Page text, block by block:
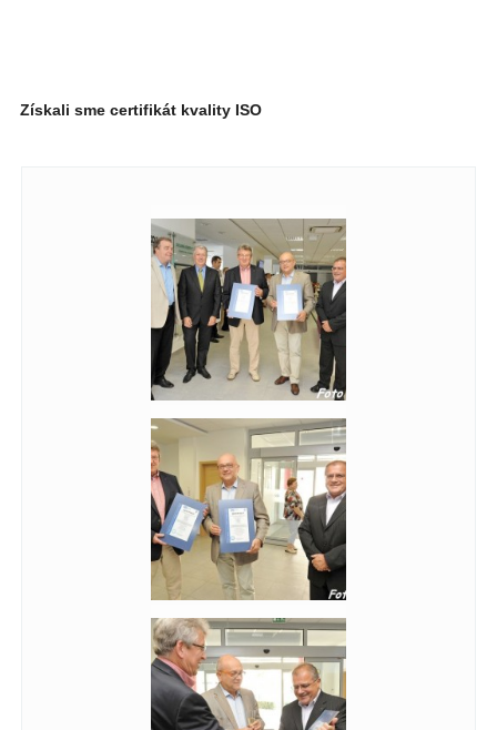
Získali sme certifikát kvality ISO